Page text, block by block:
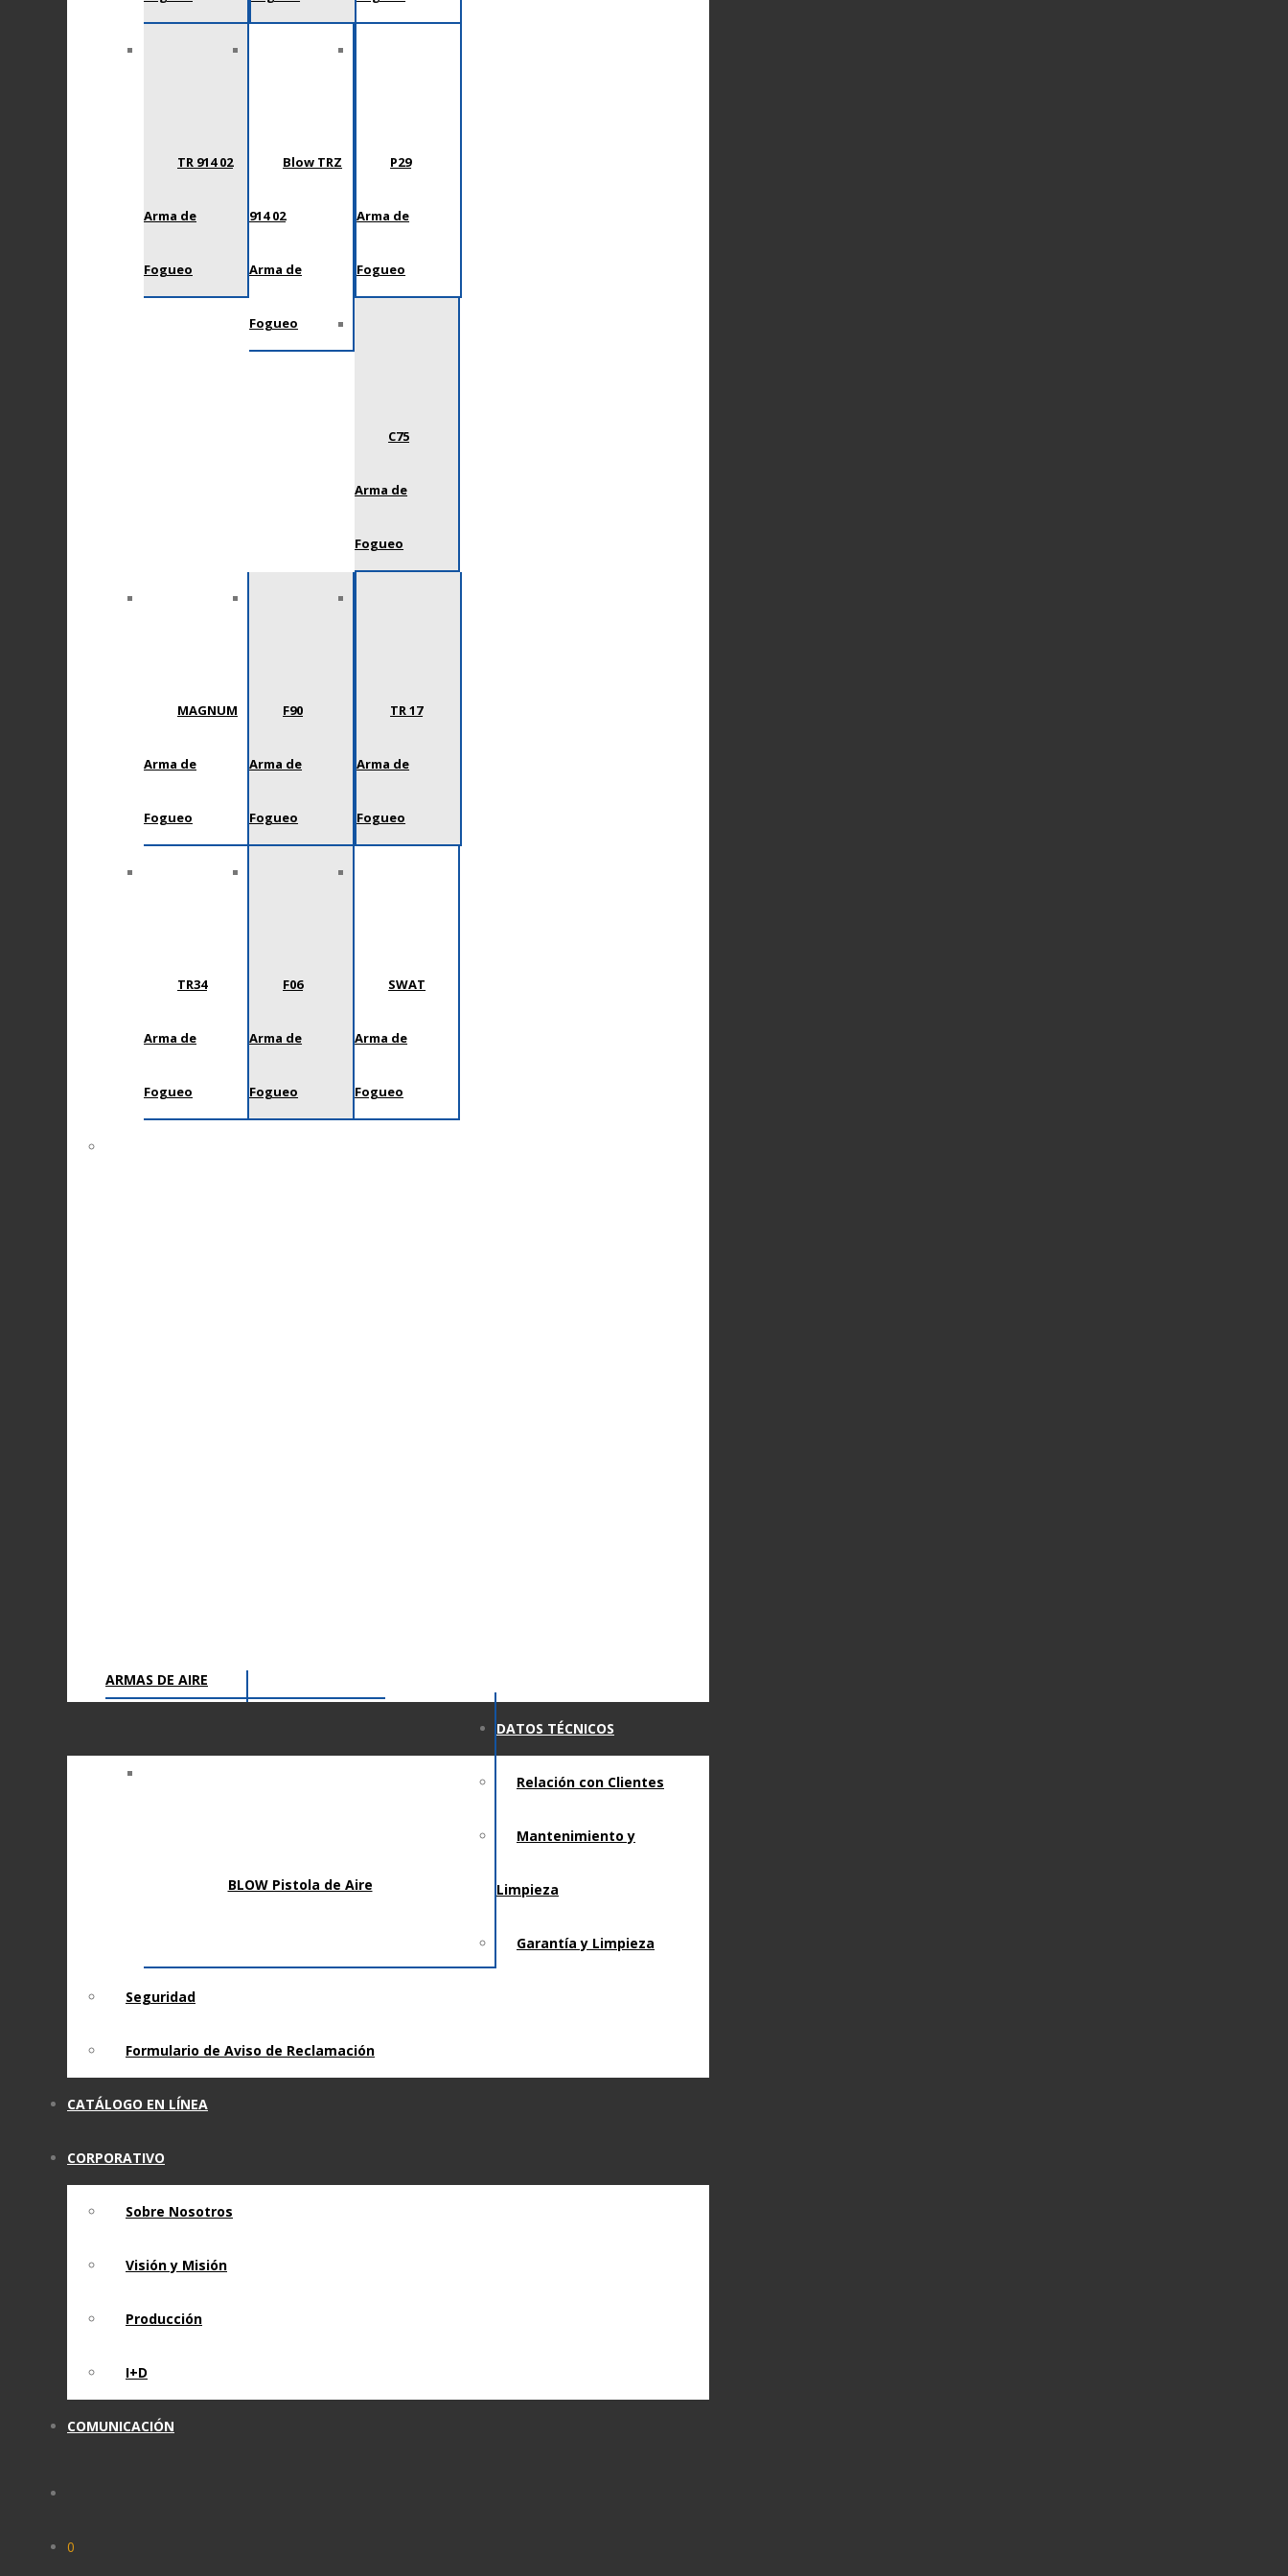
TR 914 02
Arma de
Fogueo
Blow TRZ
914 02
Arma de
Fogueo
P29
Arma de
Fogueo
C75
Arma de
Fogueo
MAGNUM
Arma de
Fogueo
F90
Arma de
Fogueo
TR 17
Arma de
Fogueo
TR34
Arma de
Fogueo
F06
Arma de
Fogueo
SWAT
Arma de
Fogueo
ARMAS DE AIRE
BLOW Pistola de Aire
DATOS TÉCNICOS
Relación con Clientes
Mantenimiento y
Limpieza
Garantía y Limpieza
Seguridad
Formulario de Aviso de Reclamación
CATÁLOGO EN LÍNEA
CORPORATIVO
Sobre Nosotros
Visión y Misión
Producción
I+D
COMUNICACIÓN
0